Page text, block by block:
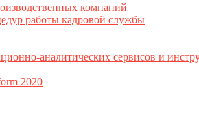
компаний
работы кадровой службы
аналитических сервисов и
2020